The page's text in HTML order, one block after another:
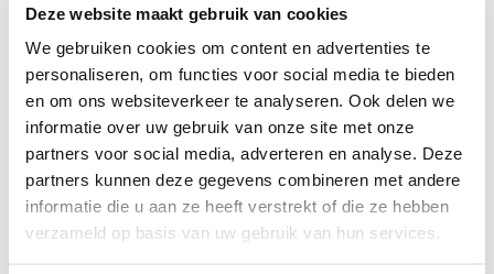
Deze website maakt gebruik van cookies
We gebruiken cookies om content en advertenties te
personaliseren, om functies voor social media te bieden
en om ons websiteverkeer te analyseren. Ook delen we
informatie over uw gebruik van onze site met onze
partners voor social media, adverteren en analyse. Deze
partners kunnen deze gegevens combineren met andere
informatie die u aan ze heeft verstrekt of die ze hebben
verzameld op basis van uw gebruik van hun services.
Need help?We're glad to help
info@bruut.nl Live chat Whatsapp
About this product
Shipment and returns
Related products